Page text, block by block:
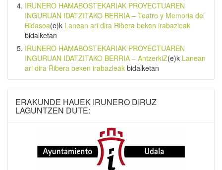
IRUNERO HAMABOSTEKARIAK PROYECTUAREN
INGURUAN IDATZITAKO BERRIA – Teatro y Memoria del
Bidasoa(e)k Lanean ari dira Ribera beken irabazleak
bidalketan
IRUNERO HAMABOSTEKARIAK PROYECTUAREN
INGURUAN IDATZITAKO BERRIA – AntzerkiZ(e)k Lanean
ari dira Ribera beken irabazleak bidalketan
ERAKUNDE HAUEK IRUNERO DIRUZ
LAGUNTZEN DUTE: